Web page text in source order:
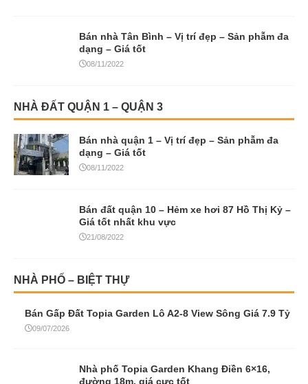
Bán nhà Tân Bình – Vị trí đẹp – Sản phẫm đa
dạng – Giá tốt
08/11/2022
NHÀ ĐẤT QUẬN 1 – QUẬN 3
Bán nhà quận 1 – Vị trí đẹp – Sản phẫm đa
dạng – Giá tốt
08/11/2022
Bán đất quận 10 – Hẻm xe hơi 87 Hồ Thị Kỷ –
Giá tốt nhất khu vực
21/08/2022
NHÀ PHỐ – BIỆT THỰ
Bán Gấp Đất Topia Garden Lô A2-8 View Sông Giá 7.9 Tỷ
09/07/2026
Nhà phố Topia Garden Khang Điền 6×16,
đường 18m, giá cực tốt